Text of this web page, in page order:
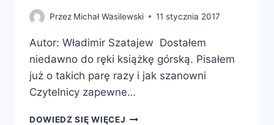
Przez Michał Wasilewski 11 stycznia 2017
Autor: Władimir Szatajew Dostałem
niedawno do ręki książkę górską. Pisałem
już o takich parę razy i jak szanowni
Czytelnicy zapewne…
DOWIEDZ SIĘ WIĘCEJ KATEGORIA